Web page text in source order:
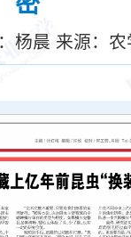
杨晨 来源：